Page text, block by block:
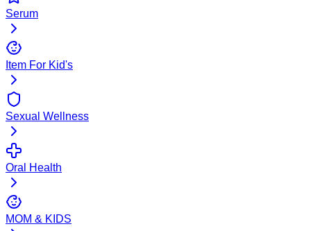
Serum
Item For Kid's
Sexual Wellness
Oral Health
MOM & KIDS